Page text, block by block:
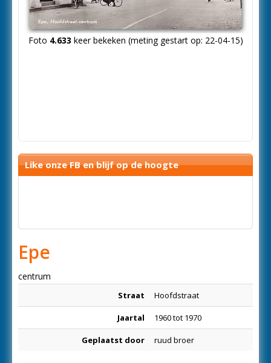
Foto 4.633 keer bekeken (meting gestart op: 22-04-15)
Like onze FB en blijf op de hoogte
Epe
centrum
Straat Hoofdstraat
Jaartal 1960 tot 1970
Geplaatst door ruud broer